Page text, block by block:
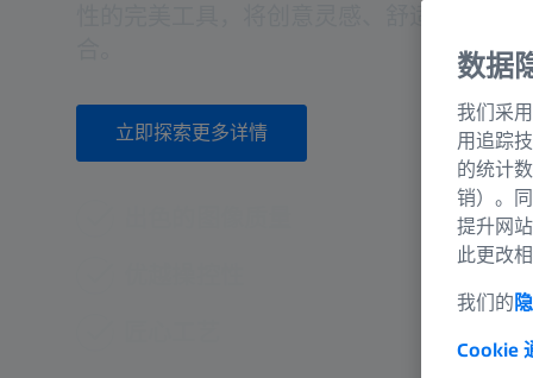
立即探索更多详情
数据
我们采
用追踪
的统计
销）。
提升网
此更改
我们的
Cookie